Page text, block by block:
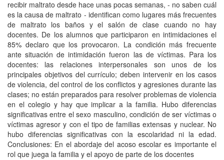
recibir maltrato desde hace unas pocas semanas, - no saben cuál
es la causa de maltrato - identifican como lugares más frecuentes
de maltrato los baños y el salón de clase cuando no hay
docentes. De los alumnos que participaron en intimidaciones el
85% declaro que los provocaron. La condición más frecuente
ante situación de intimidación fueron las de víctimas. Para los
docentes: las relaciones interpersonales son unos de los
principales objetivos del currículo; deben intervenir en los casos
de violencia, del control de los conflictos y agresiones durante las
clases; no están preparados para resolver problemas de violencia
en el colegio y hay que implicar a la familia. Hubo diferencias
significativas entre el sexo masculino, condición de ser víctimas o
víctimas agresor y con el tipo de familias extensas y nuclear. No
hubo diferencias significativas con la escolaridad ni la edad.
Conclusiones: En el abordaje del acoso escolar es importante el
rol que juega la familia y el apoyo de parte de los docentes